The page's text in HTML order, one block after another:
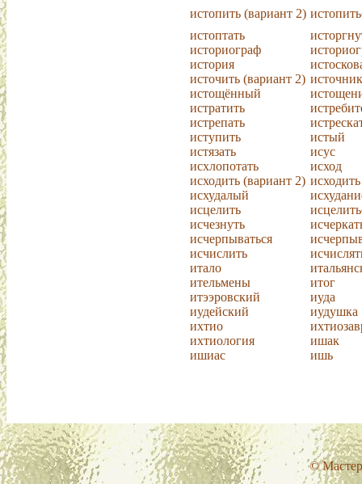
истопить (вариант 2)
истоптать
историограф
история
источить (вариант 2) источник
истощённый
истратить
истрепать
иступить
истый
истязать
исус
исхлопотать
исход
исходить (вариант 2)
исхудалый
исцелить
исчезнуть
исчерпываться
исчислить
итало
ительмены
итог
итээровский
иуда
иудейский
иудушка
ихтио
ихтиология
ишак
ишиас
ишь
©